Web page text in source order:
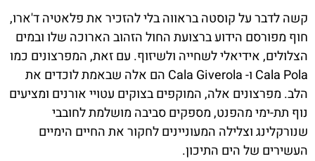
קשה לדבר על קוסטה בראווה בלי להזכיר את פלאטיה ד'ארו,
חוף מפורסם הידוע ברצועת החול הזהוב הארוכה שלו ובמים
הצלולים, אידיאלי לשחייה ולשיזוף. עם זאת, המפרצונים כמו
Cala Pola ו- Cala Giverola הם אלה שבאמת לוכדים את
הלב. מפרצונים אלה, המוקפים בצוקים עטויי אורנים ומציעים
נוף תת-ימי מהפנט, מספקים סביבה מושלמת לחובבי
שנורקלינג וצלילה המעוניינים לחקור את החיים הימיים
העשירים של הים התיכון.